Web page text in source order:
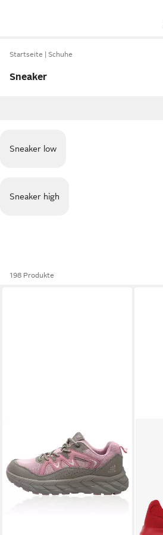
Startseite Schuhe
Sneaker
Sneaker low
Sneaker high
198 Produkte